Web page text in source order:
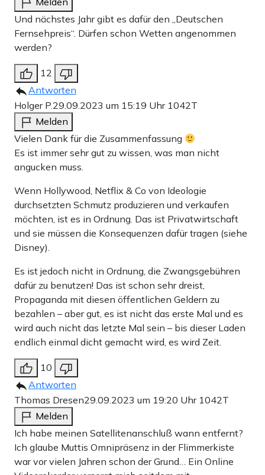
Wieder ist der Opa da, zum dritten Mal schon. Sie
kommen ins Gespräch und der Polizist kotzt sich aus,
dass die Klimakleber ihn fertig machen würden. Er
träume schon von dem Autogehupe und sei mit den
Nerven am Ende. Er wirft dem Opa vor, seine Kinder
nicht richtig erzogen zu haben, weil sein Enkel jetzt
sowas mache. Der Kioskbesitzer, der alles hört,
entscheidet dann dem Polizisten das Öl nicht zu
verkaufen, weil er gut finde, was die draußen machen.
Der Kioskbesitzer fordert dann 200 Euro für das Öl.
In Folge fünf geht es dann um Zeynep, die in den Wehen
liegt und Margot, eine ehemalige Anti-Atom-Aktivistin.
Der Mann von Zeynep rennt zu den Klebern und bittet
Polizei und sie, eine Rettungsgasse zu bilden. Das wollen
die kooperativen Kleber natürlich auch tun. Dann aber der
Schock: Eine zufällige Passantin, Margot, entschließt sich
dazuzukleben. Sie wolle unterstützen. Damit schließt sie
die Rettungsgasse. Die Aktivisten bitten sie, die Straße zu
verlassen, aber sie klebt schon. Dann unterhalten sie sich
über die Anti-Atomkraft-Bewegung und Margot erzählt,
wie sie sich früher auf Zugschienen gesetzt habe.
Schließlich wird alles gut –
Und nächstes Jahr gibt es dafür den „Deutschen
Fernsehpreis“. Dürfen schon Wetten angenommen
werden?
12
Antworten
Holger P.29.09.2023 um 15:19 Uhr 1042T
Melden
Vielen Dank für die Zusammenfassung
Es ist immer sehr gut zu wissen, was man nicht
angucken muss.
Wenn Hollywood, Netflix & Co von Ideologie
durchsetzten Schmutz produzieren und verkaufen
möchten, ist es in Ordnung. Das ist Privatwirtschaft
und sie müssen die Konsequenzen dafür tragen (siehe
Disney).
Es ist jedoch nicht in Ordnung, die Zwangsgebühren
dafür zu benutzen! Das ist schon sehr dreist,
Propaganda mit diesen öffentlichen Geldern zu
bezahlen – aber gut, es ist nicht das erste Mal und es
wird auch nicht das letzte Mal sein – bis dieser Laden
endlich einmal dicht gemacht wird, es wird Zeit.
10
Antworten
Thomas Dresen29.09.2023 um 19:20 Uhr 1042T
Melden
Ich habe meinen Satellitenanschluß wann entfernt?
Ich glaube Muttis Omnipräsenz in der Flimmerkiste
war vor vielen Jahren schon der Grund… Ein Online